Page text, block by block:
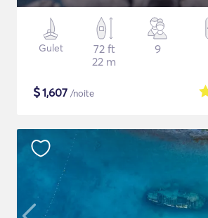
Gulet
72 ft
22 m
9
$1,607 /noite